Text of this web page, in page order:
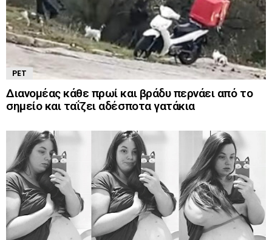
PET
Διανομέας κάθε πρωί και βράδυ περνάει από το
σημείο και ταΐζει αδέσποτα γατάκια